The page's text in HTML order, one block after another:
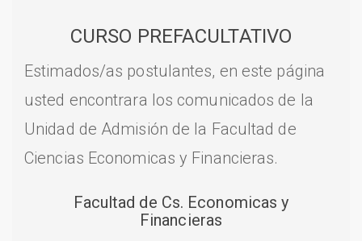
CURSO PREFACULTATIVO
Estimados/as postulantes, en este página
usted encontrara los comunicados de la
Unidad de Admisión de la Facultad de
Ciencias Economicas y Financieras.
Facultad de Cs. Economicas y
Financieras